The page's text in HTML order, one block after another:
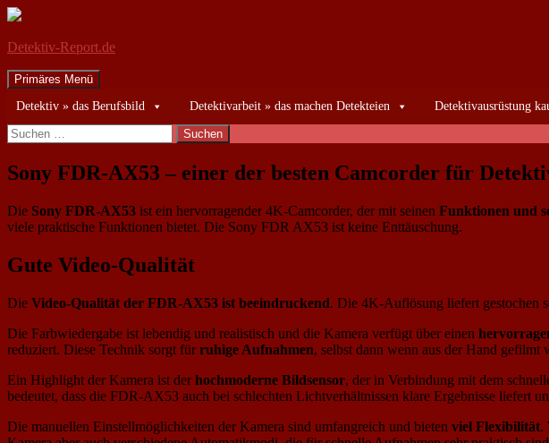
Detektiv-Report.de
Suchen
Primäres Menü
Inhalt
springen
Detektiv » das Berufsbild Detektivarbeit » das machen Detekteien Detektivausrüstung
Suchen
nach:
Sony FDR-AX53 – einer der besten Camcorder für
Die Sony FDR-AX53 ist ein hervorragender 4K-Camcorder, der mit seinen Funktionen und
viele praktische Funktionen bietet. Die Sony FDR AX53 ist keine Enttäuschung.
Gute Video-Qualität
Die Video-Qualität der FDR-AX53 ist beeindruckend. Die 4K-Auflösung liefert gestochen
Die Farbwiedergabe ist lebendig und realistisch und die Kamera verfügt über einen
reduziert. Diese Technik sorgt für ruhige Aufnahmen, selbst dann wenn aus der Hand gefilmt
Ein Highlight der Kamera ist der hochmoderne Bildsensor, der in Verbindung mit dem
bedeutet, dass die FDR-AX53 auch bei schlechten Lichtverhältnissen klare Ergebnisse liefert
Die manuellen Einstellmöglichkeiten der Kamera sind umfangreich und bieten viel Flexibilität.